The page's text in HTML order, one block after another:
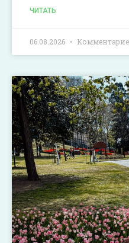
ЧИТАТЬ
06.08.2026